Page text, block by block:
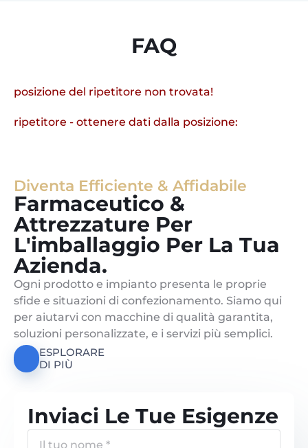
FAQ
posizione del ripetitore non trovata!
ripetitore - ottenere dati dalla posizione:
Diventa Efficiente & Affidabile
Farmaceutico &
Attrezzature Per
L'imballaggio Per La Tua
Azienda.
Ogni prodotto e impianto presenta le proprie
sfide e situazioni di confezionamento. Siamo qui
per aiutarvi con macchine di qualità garantita,
soluzioni personalizzate, e i servizi più semplici.
ESPLORARE
DI PIÙ
Inviaci Le Tue Esigenze